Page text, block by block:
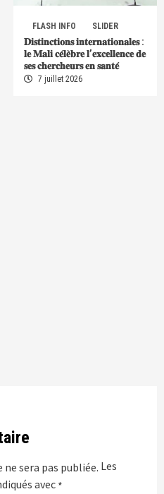
FLASH INFO SLIDER
𝐃𝐢𝐬𝐭𝐢𝐧𝐜𝐭𝐢𝐨𝐧𝐬 𝐢𝐧𝐭𝐞𝐫𝐧𝐚𝐭𝐢𝐨𝐧𝐚𝐥𝐞𝐬 :
𝐥𝐞 𝐌𝐚𝐥𝐢 𝐜𝐞́𝐥𝐞̀𝐛𝐫𝐞 𝐥’𝐞𝐱𝐜𝐞𝐥𝐥𝐞𝐧𝐜𝐞 𝐝𝐞
𝐬𝐞𝐬 𝐜𝐡𝐞𝐫𝐜𝐡𝐞𝐮𝐫𝐬 𝐞𝐧 𝐬𝐚𝐧𝐭𝐞́
7 juillet 2026
ne sera pas publiée. Les
avec *